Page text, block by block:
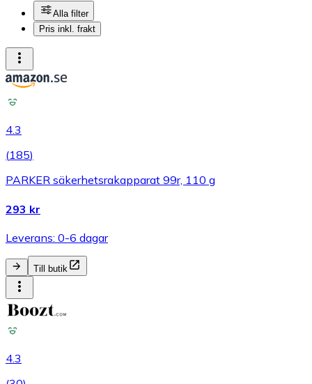
Alla filter
Pris inkl. frakt
4.3
(185)
PARKER säkerhetsrakapparat 99r, 110 g
293 kr
Leverans: 0-6 dagar
Till butik
4.3